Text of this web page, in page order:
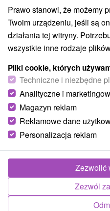
Wsie i miasta
Topoľa(1) Uličské Krivé(1)
Kościół Opieki
(Miroľa)
Prešovský kraj -Miroľa
Prawo stanowi, że możemy
Twoim urządzeniu, jeśli są
działania tej witryny.
wszystkie inne rodzaje
Pliki cookie, których
Techniczne i niezbędne
Analityczne i
Magazyn reklam
Reklamowe dane
Personalizacja reklam
Zezwól
Zezwolić